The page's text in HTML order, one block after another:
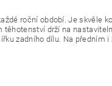
roční období. Je skvěle
drží na
zadního dílu. Na předním